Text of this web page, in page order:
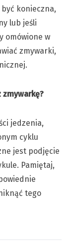
konieczna,
lub jeśli
omówione w
zmywarki,
zmywarkę?
jedzenia,
cyklu
jest podjęcie
Pamiętaj,
tego